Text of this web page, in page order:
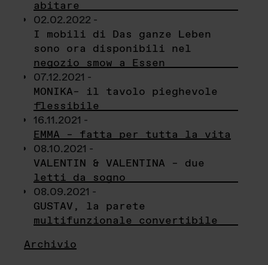
abitare
02.02.2022 -
I mobili di Das ganze Leben
sono ora disponibili nel
negozio smow a Essen
07.12.2021 -
MONIKA– il tavolo pieghevole
flessibile
16.11.2021 -
EMMA – fatta per tutta la vita
08.10.2021 -
VALENTIN & VALENTINA – due
letti da sogno
08.09.2021 -
GUSTAV, la parete
multifunzionale convertibile
Archivio